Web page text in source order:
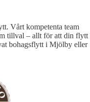
Vårt kompetenta team
tillval – allt för att din flytt
bohagsflytt i Mjölby eller